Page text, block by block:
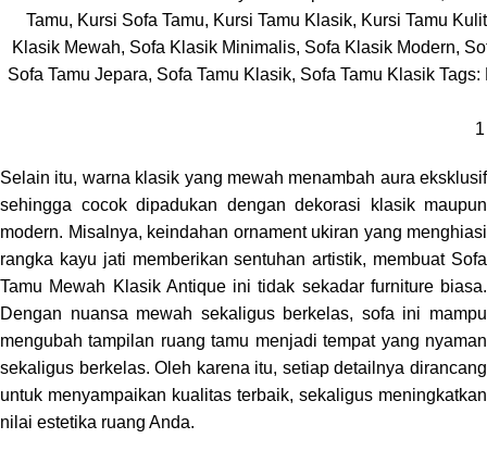
Selain itu, warna klasik yang mewah menambah aura eksklusif
sehingga cocok dipadukan dengan dekorasi klasik maupun
modern. Misalnya, keindahan ornament ukiran yang menghiasi
rangka kayu jati memberikan sentuhan artistik, membuat Sofa
Tamu Mewah Klasik Antique ini tidak sekadar furniture biasa.
Dengan nuansa mewah sekaligus berkelas, sofa ini mampu
mengubah tampilan ruang tamu menjadi tempat yang nyaman
sekaligus berkelas. Oleh karena itu, setiap detailnya dirancang
untuk menyampaikan kualitas terbaik, sekaligus meningkatkan
nilai estetika ruang Anda.